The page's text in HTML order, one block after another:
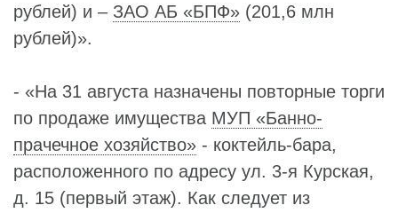
рублей) и – ЗАО АБ «БПФ» (201,6 млн
рублей)».
- «На 31 августа назначены повторные торги
по продаже имущества МУП «Банно-
прачечное хозяйство» - коктейль-бара,
расположенного по адресу ул. 3-я Курская,
д. 15 (первый этаж). Как следует из